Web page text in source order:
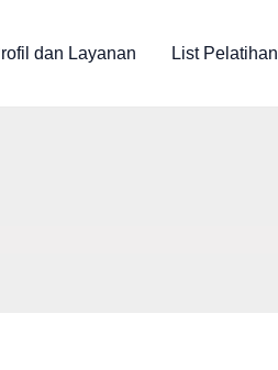
dan Layanan List Pelatihan